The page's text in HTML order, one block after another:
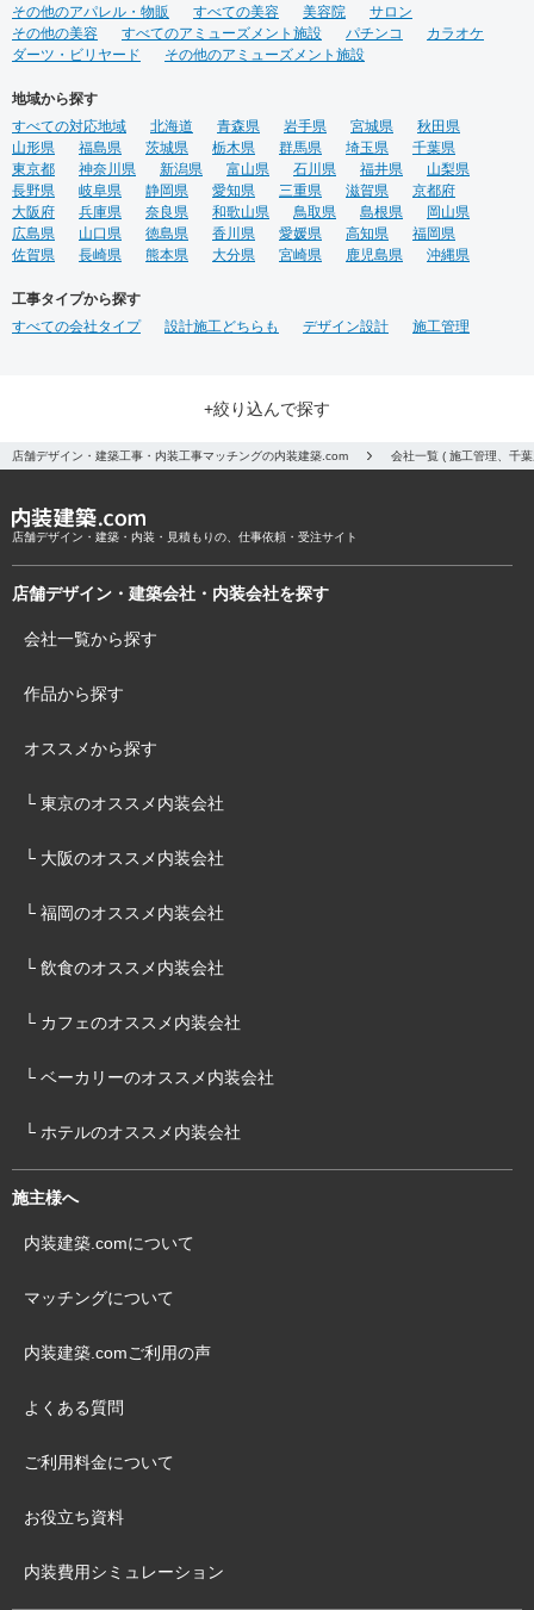
その他のアパレル・物販
すべての美容 美容院
サロン
その他の美容
すべてのアミューズメント施設 パチンコ
カラオケ
ダーツ・ビリヤード
その他のアミューズメント施設
地域から探す
すべての対応地域
北海道 青森県 岩手県 宮城県
秋田県
山形県
福島県 茨城県 栃木県 群馬県 埼玉県
千葉県
東京都
神奈川県 新潟県 富山県 石川県 福井県
山梨県
長野県
岐阜県 静岡県 愛知県 三重県 滋賀県
京都府
大阪府
兵庫県 奈良県 和歌山県 鳥取県 島根県
岡山県
広島県
山口県 徳島県 香川県 愛媛県 高知県
福岡県
佐賀県
長崎県 熊本県 大分県 宮崎県 鹿児島県 沖縄県
工事タイプから探す
すべての会社タイプ
設計施工どちらも デザイン設計 施工管理
+絞り込んで探す
店舗デザイン・建築工事・内装工事マッチングの内装建築.com 会社一覧 ( 施工管理、千
店舗デザイン・建築・内装・見積もりの、仕事依頼・受注サイト
店舗デザイン・建築会社・内装会社を探す
会社一覧から探す
作品から探す
オススメから探す
└ 東京のオススメ内装会社
└ 大阪のオススメ内装会社
└ 福岡のオススメ内装会社
└ 飲食のオススメ内装会社
└ カフェのオススメ内装会社
└ ベーカリーのオススメ内装会社
└ ホテルのオススメ内装会社
施主様へ
内装建築.comについて
マッチングについて
内装建築.comご利用の声
よくある質問
ご利用料金について
お役立ち資料
内装費用シミュレーション